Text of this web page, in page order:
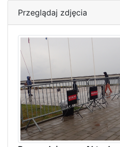
Przeglądaj zdjęcia